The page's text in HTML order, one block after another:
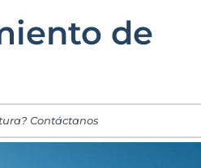
de
Contáctanos